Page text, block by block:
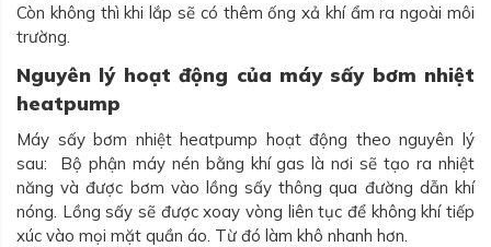
Còn không thì khi lắp sẽ có thêm ống xả khí ẩm ra ngoài môi
trường.
Nguyên lý hoạt động của máy sấy bơm nhiệt
heatpump
Máy sấy bơm nhiệt heatpump hoạt động theo nguyên lý
sau: Bộ phận máy nén bằng khí gas là nơi sẽ tạo ra nhiệt
năng và được bơm vào lồng sấy thông qua đường dẫn khí
nóng. Lồng sấy sẽ được xoay vòng liên tục để không khí tiếp
xúc vào mọi mặt quần áo. Từ đó làm khô nhanh hơn.